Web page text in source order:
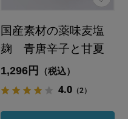
国産素材の薬味麦塩
麹 青唐辛子と甘夏
1,296円 （税込）
4.0 （2）